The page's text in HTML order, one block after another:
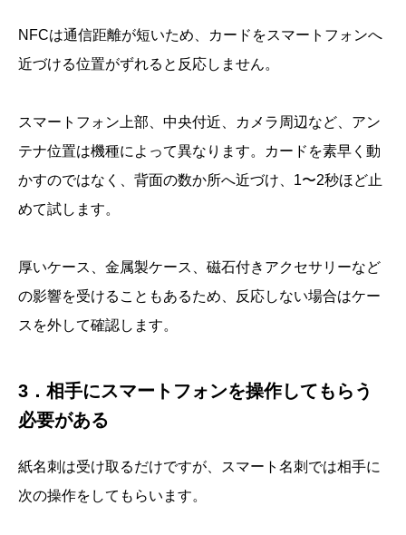
NFCは通信距離が短いため、カードをスマートフォンへ
近づける位置がずれると反応しません。
スマートフォン上部、中央付近、カメラ周辺など、アン
テナ位置は機種によって異なります。カードを素早く動
かすのではなく、背面の数か所へ近づけ、1〜2秒ほど止
めて試します。
厚いケース、金属製ケース、磁石付きアクセサリーなど
の影響を受けることもあるため、反応しない場合はケー
スを外して確認します。
3．相手にスマートフォンを操作してもらう
必要がある
紙名刺は受け取るだけですが、スマート名刺では相手に
次の操作をしてもらいます。